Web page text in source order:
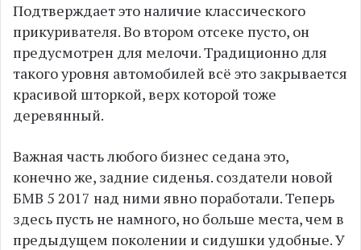
Подтверждает это наличие классического
прикуривателя. Во втором отсеке пусто, он
предусмотрен для мелочи. Традиционно для
такого уровня автомобилей всё это закрывается
красивой шторкой, верх которой тоже
деревянный.
Важная часть любого бизнес седана это,
конечно же, задние сиденья. создатели новой
БМВ 5 2017 над ними явно поработали. Теперь
здесь пусть не намного, но больше места, чем в
предыдущем поколении и сидушки удобные. У